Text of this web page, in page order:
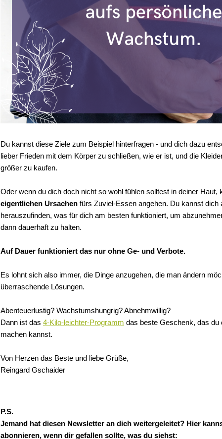
Du kannst diese Ziele zum Beispiel hinterfragen - und dich dazu
lieber Frieden mit dem Körper zu schließen, wie er ist, und die
größer zu kaufen.
Oder wenn du dich doch nicht so wohl fühlen solltest in deiner Haut,
eigentlichen Ursachen fürs Zuviel-Essen angehen. Du kannst dich
herauszufinden, was für dich am besten funktioniert, um
dann dauerhaft zu halten.
Auf Dauer funktioniert das nur ohne Ge- und Verbote.
Es lohnt sich also immer, die Dinge anzugehen, die man ändern
überraschende Lösungen.
Abenteuerlustig? Wachstumshungrig? Abnehmwillig?
Dann ist das 4-Kilo-leichter-Programm das beste Geschenk, das du
machen kannst.
Von Herzen das Beste und liebe Grüße,
Reingard Gschaider
P.S.
Jemand hat diesen Newsletter an dich weitergeleitet? Hier
abonnieren, wenn dir gefallen sollte, was du siehst: